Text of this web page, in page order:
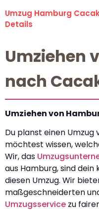
Umzug Hamburg
Details
Umziehen
nach
Umziehen von
Du planst einen
möchtest wissen,
Wir, das
aus Hamburg, sind
diesen Umzug. Wir
maßgeschneiderten
Umzugsservice zu